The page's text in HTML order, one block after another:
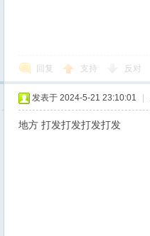
回复 支持 反对
发表于 2024-5-21 23:10:01
地方 打发打发打发打发